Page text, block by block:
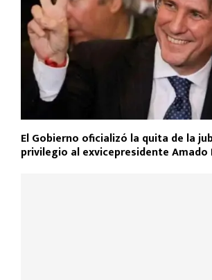
El Gobierno oficializó la quita de la
privilegio al exvicepresidente Amado